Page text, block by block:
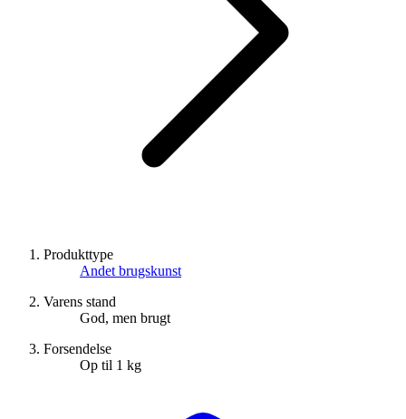
Produkttype
Andet brugskunst
Varens stand
God, men brugt
Forsendelse
Op til 1 kg